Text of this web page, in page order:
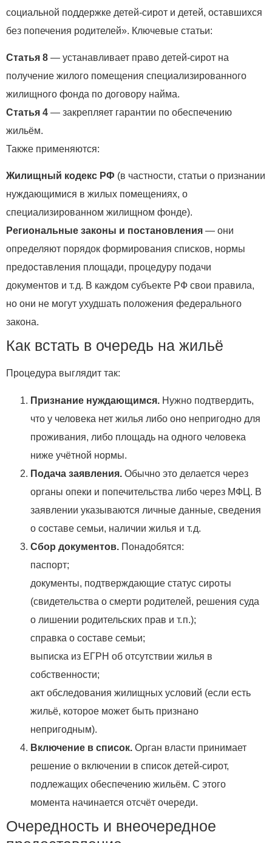
социальной поддержке детей‑сирот и детей, оставшихся
без попечения родителей». Ключевые статьи:
Статья 8 — устанавливает право детей‑сирот на
получение жилого помещения специализированного
жилищного фонда по договору найма.
Статья 4 — закрепляет гарантии по обеспечению
жильём.
Также применяются:
Жилищный кодекс РФ (в частности, статьи о признании
нуждающимися в жилых помещениях, о
специализированном жилищном фонде).
Региональные законы и постановления — они
определяют порядок формирования списков, нормы
предоставления площади, процедуру подачи
документов и т. д. В каждом субъекте РФ свои правила,
но они не могут ухудшать положения федерального
закона.
Как встать в очередь на жильё
Процедура выглядит так:
Признание нуждающимся. Нужно подтвердить,
что у человека нет жилья либо оно непригодно для
проживания, либо площадь на одного человека
ниже учётной нормы.
Подача заявления. Обычно это делается через
органы опеки и попечительства либо через МФЦ. В
заявлении указываются личные данные, сведения
о составе семьи, наличии жилья и т. д.
Сбор документов. Понадобятся:
паспорт;
документы, подтверждающие статус сироты
(свидетельства о смерти родителей, решения суда
о лишении родительских прав и т. п.);
справка о составе семьи;
выписка из ЕГРН об отсутствии жилья в
собственности;
акт обследования жилищных условий (если есть
жильё, которое может быть признано
непригодным).
Включение в список. Орган власти принимает
решение о включении в список детей‑сирот,
подлежащих обеспечению жильём. С этого
момента начинается отсчёт очереди.
Очередность и внеочередное